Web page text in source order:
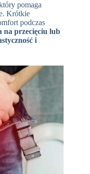
pomaga
Krótkie
podczas
na przecięciu lub
i